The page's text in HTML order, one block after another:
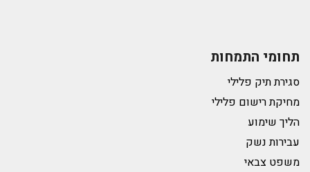
תחומי התמחות
סגירת תיק פלילי
מחיקת רישום פלילי
הליך שימוע
עבירות נשק
משפט צבאי